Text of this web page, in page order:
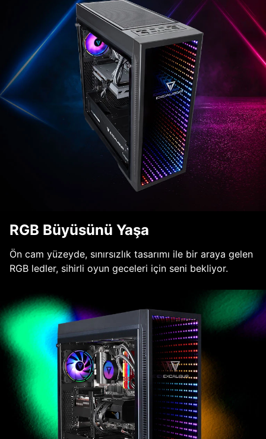
RGB Büyüsünü Yaşa
Ön cam yüzeyde, sınırsızlık tasarımı ile bir araya gelen
RGB ledler, sihirli oyun geceleri için seni bekliyor.